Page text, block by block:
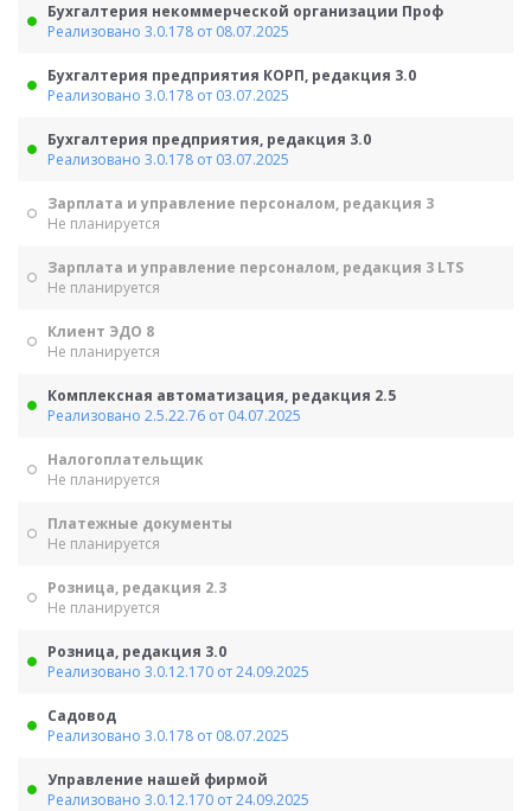
Бухгалтерия некоммерческой организации Проф
Реализовано 3.0.178 от 08.07.2025
Бухгалтерия предприятия КОРП, редакция 3.0
Реализовано 3.0.178 от 03.07.2025
Бухгалтерия предприятия, редакция 3.0
Реализовано 3.0.178 от 03.07.2025
Зарплата и управление персоналом, редакция 3
Не планируется
Зарплата и управление персоналом, редакция 3 LTS
Не планируется
Клиент ЭДО 8
Не планируется
Комплексная автоматизация, редакция 2.5
Реализовано 2.5.22.76 от 04.07.2025
Налогоплательщик
Не планируется
Платежные документы
Не планируется
Розница, редакция 2.3
Не планируется
Розница, редакция 3.0
Реализовано 3.0.12.170 от 24.09.2025
Садовод
Реализовано 3.0.178 от 08.07.2025
Управление нашей фирмой
Реализовано 3.0.12.170 от 24.09.2025